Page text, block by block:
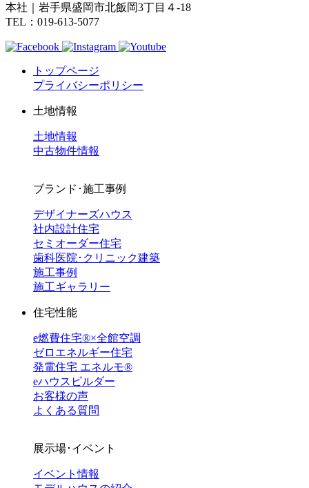
本社｜岩手県盛岡市北飯岡3丁目４-18
TEL：019-613-5077
トップページ
プライバシーポリシー
土地情報
土地情報
中古物件情報
ブランド･施工事例
デザイナーズハウス
社内設計住宅
セミオーダー住宅
歯科医院･クリニック建築
施工事例
施工ギャラリー
住宅性能
e燃費住宅®︎×全館空調
ゼロエネルギー住宅
発電住宅 エネルモ®
eハウスビルダー
お客様の声
よくある質問
展示場･イベント
イベント情報